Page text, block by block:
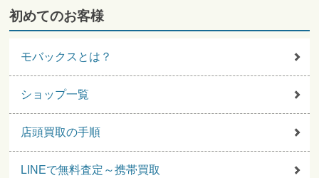
初めてのお客様
モバックスとは？
ショップ一覧
店頭買取の手順
LINEで無料査定～携帯買取